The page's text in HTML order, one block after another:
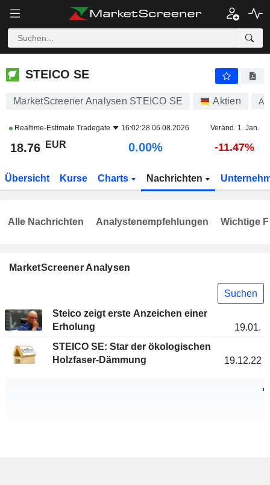
STEICO SE
STEICO SE
MarketScreener Analysen STEICO SE Aktien
Realtime-Estimate Tradegate 16:02:28 06.08.2026 Veränd. 1. Jan.
18.76 EUR 0.00% -11.47%
Übersicht Kurse Charts Nachrichten
MarketScreener Analysen
Suchen
Steico zeigt erste Anzeichen einer
Erholung
19.01.
STEICO SE: Star der ökologischen
Holzfaser-Dämmung
19.12.22
Alle Nachrichten Analystenempfehlungen Wichtige